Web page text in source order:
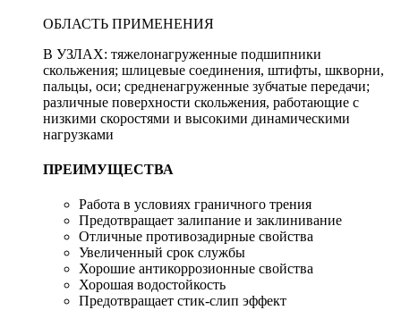
ОБЛАСТЬ ПРИМЕНЕНИЯ
В УЗЛАХ: тяжелонагруженные подшипники
скольжения; шлицевые соединения, штифты, шкворни,
пальцы, оси; средненагруженные зубчатые передачи;
различные поверхности скольжения, работающие с
низкими скоростями и высокими динамическими
нагрузками
ПРЕИМУЩЕСТВА
Работа в условиях граничного трения
Предотвращает залипание и заклинивание
Отличные противозадирные свойства
Увеличенный срок службы
Хорошие антикоррозионные свойства
Хорошая водостойкость
Предотвращает стик-слип эффект